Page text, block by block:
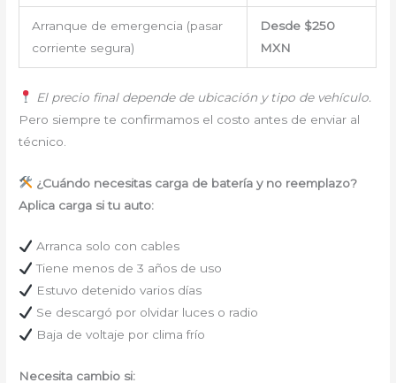
Arranque de emergencia (pasar
corriente segura)
Desde $250
MXN
El precio final depende de ubicación y tipo de vehículo.
Pero siempre te confirmamos el costo antes de enviar al
técnico.
¿Cuándo necesitas carga de batería y no reemplazo?
Aplica carga si tu auto:
Arranca solo con cables
Tiene menos de 3 años de uso
Estuvo detenido varios días
Se descargó por olvidar luces o radio
Baja de voltaje por clima frío
Necesita cambio si: